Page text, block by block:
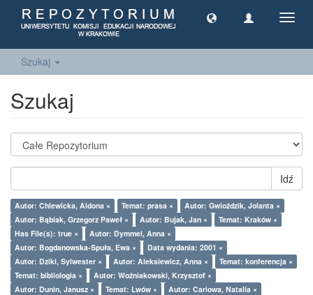
Szukaj
Szukaj
Idź
Autor: Chlewicka, Aldona × Temat: prasa ×
Autor: Gwioździk, Jolanta ×
Autor: Bąbiak, Grzegorz Paweł ×
Autor: Bujak, Jan ×
Temat: Kraków ×
Has File(s): true ×
Autor: Dymmel, Anna ×
Autor: Bogdanowska-Spuła, Ewa ×
Data wydania: 2001 ×
Autor: Dziki, Sylwester ×
Autor: Aleksiewicz, Anna ×
Temat: konferencja ×
Temat: bibliologia ×
Autor: Woźniakowski, Krzysztof ×
Autor: Dunin, Janusz ×
Temat: Lwów ×
Autor: Cariowa, Natalia ×